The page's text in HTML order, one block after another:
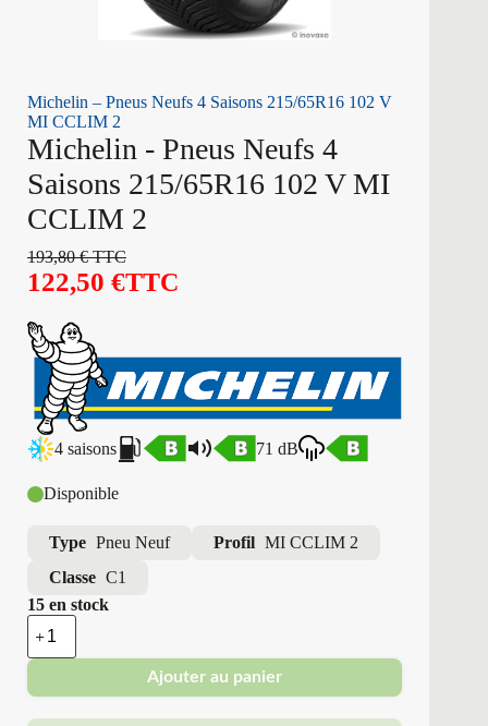
Michelin – Pneus Neufs 4 Saisons 215/65R16 102 V
MI CCLIM 2
Michelin - Pneus Neufs 4
Saisons 215/65R16 102 V MI
CCLIM 2
193,80€TTC
122,50 €TTC
4 saisons 71 dB
Disponible
Type Pneu Neuf Profil MI CCLIM 2
Classe C1
15 en stock
quantité
de
Michelin
Pneus
Neufs
Ajouter au panier